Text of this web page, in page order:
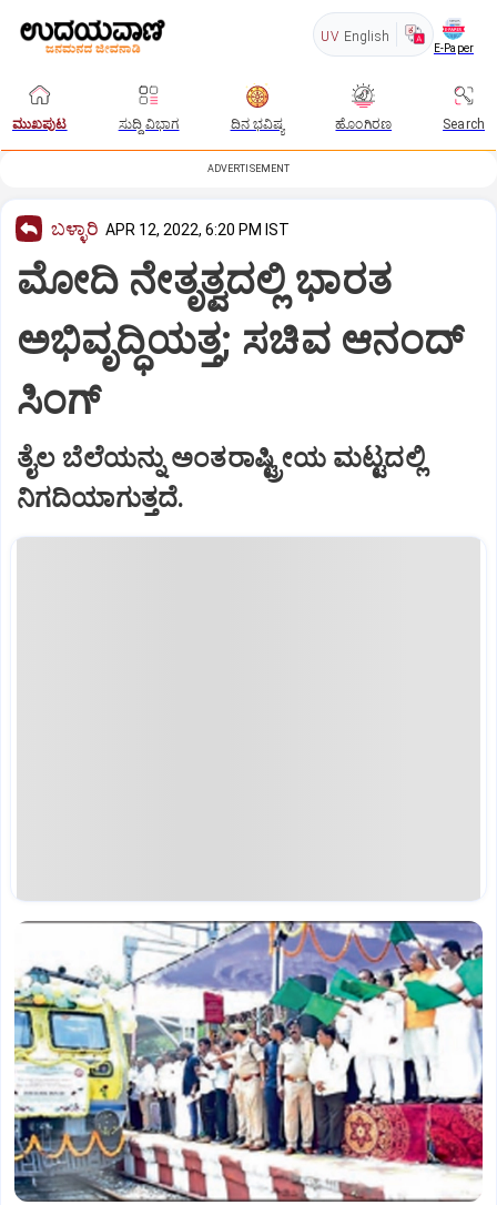
UV English
E-Paper
ಮುಖಪುಟ ಸುದ್ದಿ ವಿಭಾಗ ದಿನ ಭವಿಷ್ಯ ಹೊಂಗಿರಣ Search
ADVERTISEMENT
ಬಳ್ಳಾರಿ APR 12, 2022, 6:20 PM IST
ಮೋದಿ ನೇತೃತ್ವದಲ್ಲಿ ಭಾರತ
ಅಭಿವೃದ್ಧಿಯತ್ತ; ಸಚಿವ ಆನಂದ್‌
ಸಿಂಗ್‌
ತೈಲ ಬೆಲೆಯನ್ನು ಅಂತರಾಷ್ಟ್ರೀಯ ಮಟ್ಟದಲ್ಲಿ
ನಿಗದಿಯಾಗುತ್ತದೆ.